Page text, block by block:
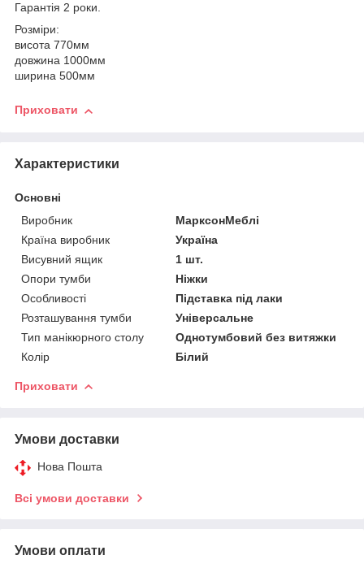
Гарантія 2 роки.
Розміри:
висота 770мм
довжина 1000мм
ширина 500мм
Приховати
Характеристики
Основні
Виробник
МарксонМеблі
Країна виробник
Україна
Висувний ящик
1 шт.
Опори тумби
Ніжки
Особливості
Підставка під лаки
Розташування тумби
Універсальне
Тип манікюрного столу
Однотумбовий без витяжки
Колір
Білий
Приховати
Умови доставки
Нова Пошта
Всі умови доставки
Умови оплати